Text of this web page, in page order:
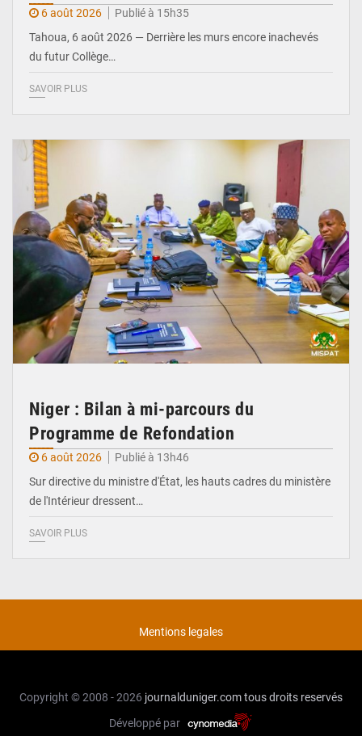
6 août 2026
Publié à 15h35
Tahoua, 6 août 2026 — Derrière les murs encore inachevés
du futur Collège…
SAVOIR PLUS
Niger : Bilan à mi-parcours du
Programme de Refondation
6 août 2026
Publié à 13h46
Sur directive du ministre d'État, les hauts cadres du ministère
de l'Intérieur dressent…
SAVOIR PLUS
Mentions legales
Copyright © 2008 - 2026 journalduniger.comtous droits reservés
Développé par